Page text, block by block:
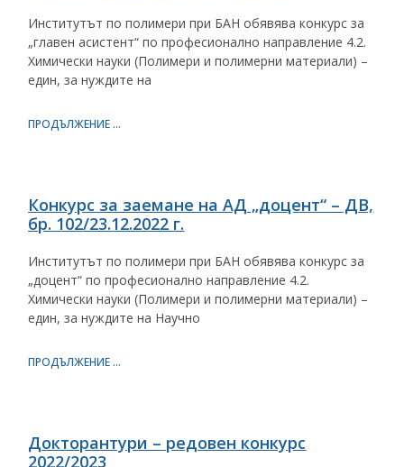
Институтът по полимери при БАН обявява конкурс за
„главен асистент“ по професионално направление 4.2.
Химически науки (Полимери и полимерни материали) –
един, за нуждите на
ПРОДЪЛЖЕНИЕ ...
Конкурс за заемане на АД „доцент“ – ДВ,
бр. 102/23.12.2022 г.
Институтът по полимери при БАН обявява конкурс за
„доцент“ по професионално направление 4.2.
Химически науки (Полимери и полимерни материали) –
един, за нуждите на Научно
ПРОДЪЛЖЕНИЕ ...
Докторантури – редовен конкурс
2022/2023